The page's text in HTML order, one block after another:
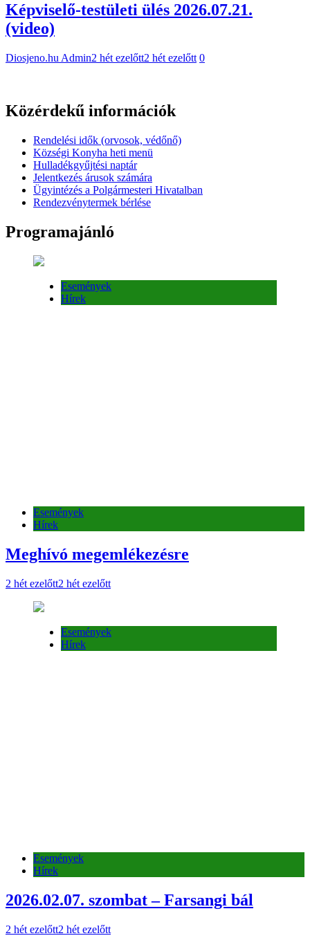
Képviselő-testületi ülés 2026.07.21.
(video)
Diosjeno.hu Admin2 hét ezelőtt2 hét ezelőtt 0
Közérdekű információk
Rendelési idők (orvosok, védőnő)
Községi Konyha heti menü
Hulladékgyűjtési naptár
Jelentkezés árusok számára
Ügyintézés a Polgármesteri Hivatalban
Rendezvénytermek bérlése
Programajánló
Események
Hírek
Események
Hírek
Meghívó megemlékezésre
2 hét ezelőtt2 hét ezelőtt
Események
Hírek
Események
Hírek
2026.02.07. szombat – Farsangi bál
2 hét ezelőtt2 hét ezelőtt